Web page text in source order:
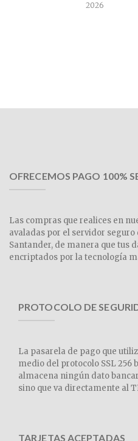
2026
OFRECEMOS PAGO 100%
Las compras que realices en
avaladas por el servidor
Santander, de manera que tus
encriptados por la tecnología
PROTOCOLO DE
La pasarela de pago que
medio del protocolo SSL 256
almacena ningún dato
sino que va directamente al
TARJETAS ACEPTADAS